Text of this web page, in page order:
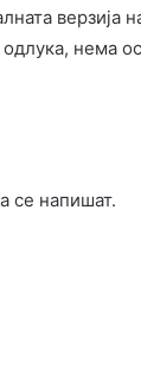
верзија
нема
се напишат.